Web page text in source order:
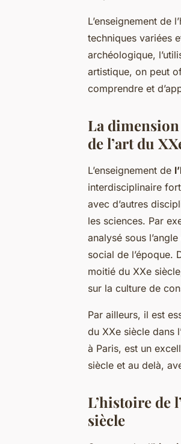
L’enseignement de
techniques variées
archéologique,
artistique, on peut
comprendre et
La
de l’art du
L’enseignement de
interdisciplinaire
avec d’autres
les sciences. Par
analysé sous
social de l’époque.
moitié du XXe
sur la culture de
Par ailleurs, il est
du XXe siècle dans
à Paris, est un
siècle et au delà,
L’histoire de
siècle